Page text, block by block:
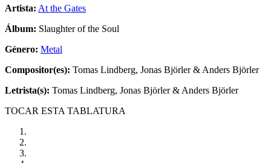
Artista: At the Gates
Álbum: Slaughter of the Soul
Género: Metal
Compositor(es): Tomas Lindberg, Jonas Björler & Anders Björler
Letrista(s): Tomas Lindberg, Jonas Björler & Anders Björler
TOCAR ESTA TABLATURA